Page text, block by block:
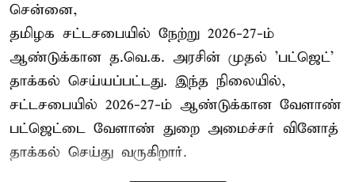
சென்னை,
தமிழக சட்டசபையில் நேற்று 2026-27-ம்
ஆண்டுக்கான த.வெ.க. அரசின் முதல் 'பட்ஜெட்'
தாக்கல் செய்யப்பட்டது. இந்த நிலையில்,
சட்டசபையில் 2026-27-ம் ஆண்டுக்கான வேளாண்
பட்ஜெட்டை வேளாண் துறை அமைச்சர் வினோத்
தாக்கல் செய்து வருகிறார்.